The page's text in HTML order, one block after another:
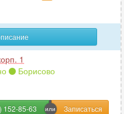
1
Борисово
152-85-63